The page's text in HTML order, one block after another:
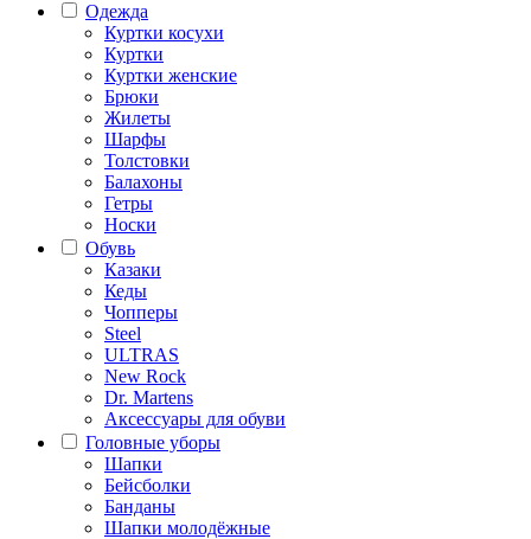
Одежда
Куртки косухи
Куртки
Куртки женские
Брюки
Жилеты
Шарфы
Толстовки
Балахоны
Гетры
Носки
Обувь
Казаки
Кеды
Чопперы
Steel
ULTRAS
New Rock
Dr. Martens
Аксессуары для обуви
Головные уборы
Шапки
Бейсболки
Банданы
Шапки молодёжные